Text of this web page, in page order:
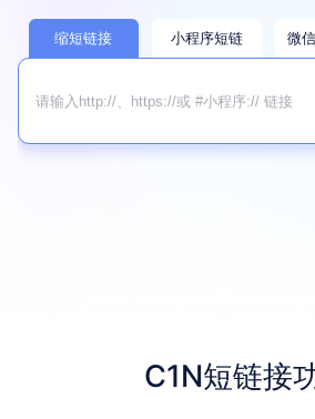
缩短链接 小程序短链 微
C1N短链接